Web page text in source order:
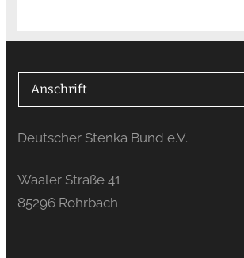
Anschrift
Deutscher Stenka Bund e.V.
Waaler Straße 41
85296 Rohrbach